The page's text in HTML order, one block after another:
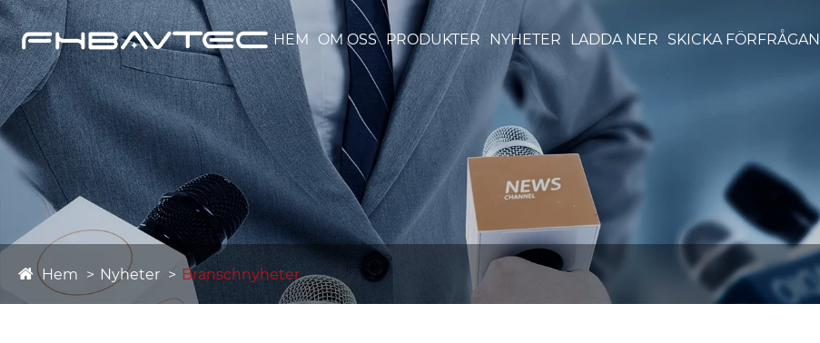
HEM OM OSS PRODUKTER NYHETER LADDA NER SKICKA FÖRFRÅGAN
Hem Nyheter Branschnyheter